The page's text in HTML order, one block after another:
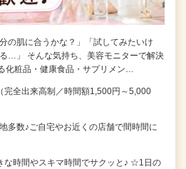
の肌に合うかな？」「試してみたいけ
…」 そんな気持ち、美容モニターで解決
化粧品・健康食品・サプリメン…
完全出来高制／時間額1,500円～5,000
数♪ご自宅やお近くの店舗で間時間に
な時間やスキマ時間でサクッと♪ ☆1日の